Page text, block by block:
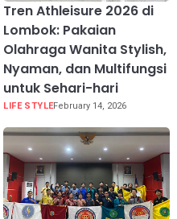
Tren Athleisure 2026 di
Lombok: Pakaian
Olahraga Wanita Stylish,
Nyaman, dan Multifungsi
untuk Sehari-hari
LIFE STYLEFebruary 14, 2026